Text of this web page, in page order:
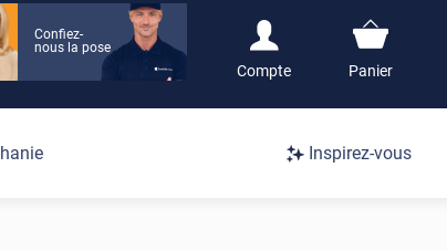
Confiez-
nous la pose
Compte
S'inscrire / Se
Panier
Inspirez-vous